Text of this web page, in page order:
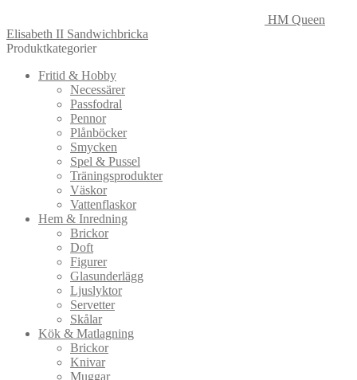
HM Queen
Elisabeth II Sandwichbricka
Produktkategorier
Fritid & Hobby
Necessärer
Passfodral
Pennor
Plånböcker
Smycken
Spel & Pussel
Träningsprodukter
Väskor
Vattenflaskor
Hem & Inredning
Brickor
Doft
Figurer
Glasunderlägg
Ljuslyktor
Servetter
Skålar
Kök & Matlagning
Brickor
Knivar
Muggar